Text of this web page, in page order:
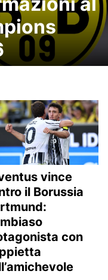
vince
il Borussia
con